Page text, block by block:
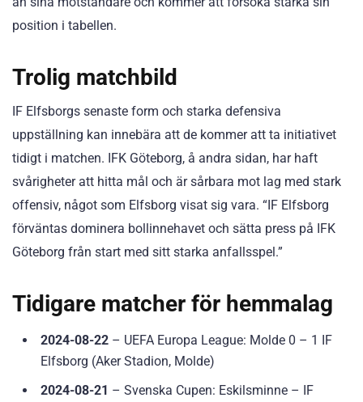
position i tabellen.
Trolig matchbild
IF Elfsborgs senaste form och starka defensiva
uppställning kan innebära att de kommer att ta initiativet
tidigt i matchen. IFK Göteborg, å andra sidan, har haft
svårigheter att hitta mål och är sårbara mot lag med stark
offensiv, något som Elfsborg visat sig vara. “IF Elfsborg
förväntas dominera bollinnehavet och sätta press på IFK
Göteborg från start med sitt starka anfallsspel.”
Tidigare matcher för hemmalag
2024-08-22 – UEFA Europa League: Molde 0 – 1 IF
Elfsborg (Aker Stadion, Molde)
2024-08-21 – Svenska Cupen: Eskilsminne – IF